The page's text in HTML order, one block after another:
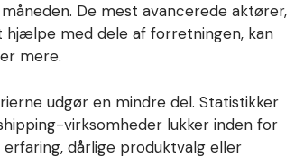
De mest avancerede aktører,
med dele af forretningen, kan
mere.
udgør en mindre del. Statistikker
virksomheder lukker inden for
dårlige produktvalg eller